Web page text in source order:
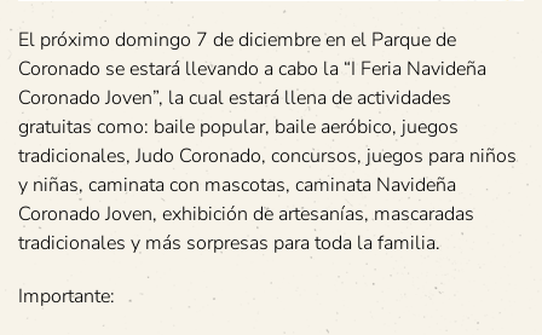
El próximo domingo 7 de diciembre en el Parque de
Coronado se estará llevando a cabo la “I Feria Navideña
Coronado Joven”, la cual estará llena de actividades
gratuitas como: baile popular, baile aeróbico, juegos
tradicionales, Judo Coronado, concursos, juegos para niños
y niñas, caminata con mascotas, caminata Navideña
Coronado Joven, exhibición de artesanías, mascaradas
tradicionales y más sorpresas para toda la familia.
Importante: